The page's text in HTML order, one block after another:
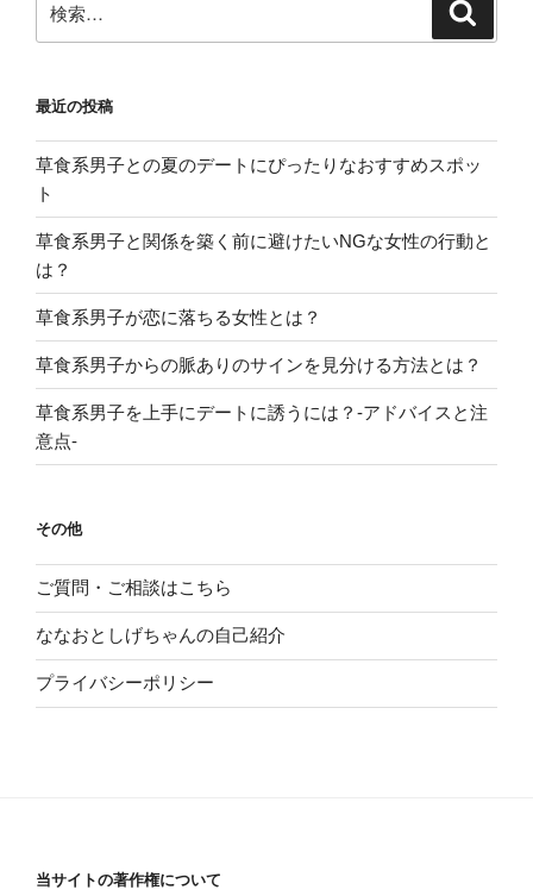
索:
最近の投稿
草食系男子との夏のデートにぴったりなおすすめスポッ
ト
草食系男子と関係を築く前に避けたいNGな女性の行動と
は？
草食系男子が恋に落ちる女性とは？
草食系男子からの脈ありのサインを見分ける方法とは？
草食系男子を上手にデートに誘うには？-アドバイスと注
意点-
その他
ご質問・ご相談はこちら
ななおとしげちゃんの自己紹介
プライバシーポリシー
当サイトの著作権について